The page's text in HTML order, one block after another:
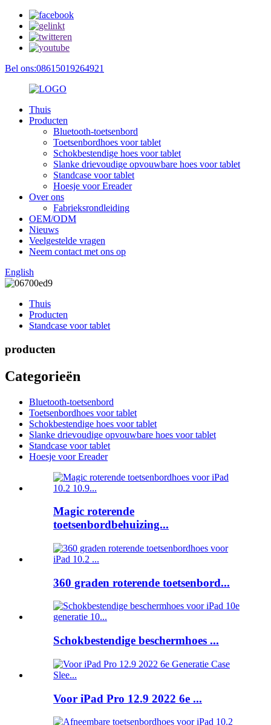
Bel ons:08615019264921
Thuis
Producten
Bluetooth-toetsenbord
Toetsenbordhoes voor tablet
Schokbestendige hoes voor tablet
Slanke drievoudige opvouwbare hoes voor tablet
Standcase voor tablet
Hoesje voor Ereader
Over ons
Fabrieksrondleiding
OEM/ODM
Nieuws
Veelgestelde vragen
Neem contact met ons op
English
Thuis
Producten
Standcase voor tablet
producten
Categorieën
Bluetooth-toetsenbord
Toetsenbordhoes voor tablet
Schokbestendige hoes voor tablet
Slanke drievoudige opvouwbare hoes voor tablet
Standcase voor tablet
Hoesje voor Ereader
Magic roterende
toetsenbordbehuizing...
360 graden roterende toetsenbord...
Schokbestendige beschermhoes ...
Voor iPad Pro 12.9 2022 6e ...